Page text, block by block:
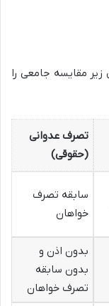
مقایسه جامعی را
تصرف عدوانی
(حقوقی)
سابقه تصرف
خواهان
بدون اذن و
بدون سابقه
تصرف خواهان